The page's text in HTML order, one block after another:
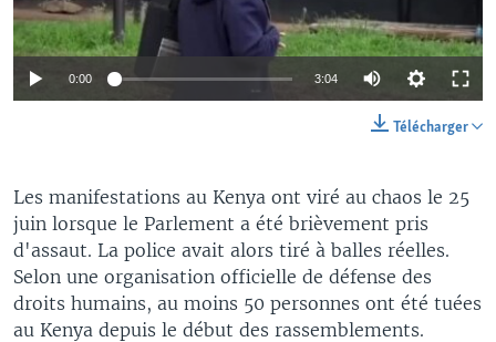
0:00 3:04
Télécharger
Les manifestations au Kenya ont viré au chaos le 25
juin lorsque le Parlement a été brièvement pris
d'assaut. La police avait alors tiré à balles réelles.
Selon une organisation officielle de défense des
droits humains, au moins 50 personnes ont été tuées
au Kenya depuis le début des rassemblements.